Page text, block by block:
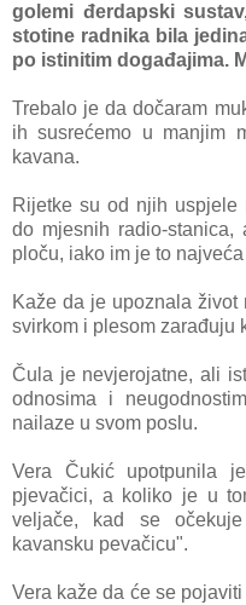
golemi đerdapski
stotine radnika bila
po istinitim događajima.
Trebalo je da dočaram
ih susrećemo u manjim
kavana.
Rijetke su od njih
do mjesnih radio-stanica,
ploču, iako im je to
Kaže da je upoznala
svirkom i plesom zarađuju
Čula je nevjerojatne, ali
odnosima i
nailaze u svom poslu.
Vera Čukić upotpunila
pjevačici, a koliko je u
veljače, kad se
kavansku pevačicu".
Vera kaže da će se